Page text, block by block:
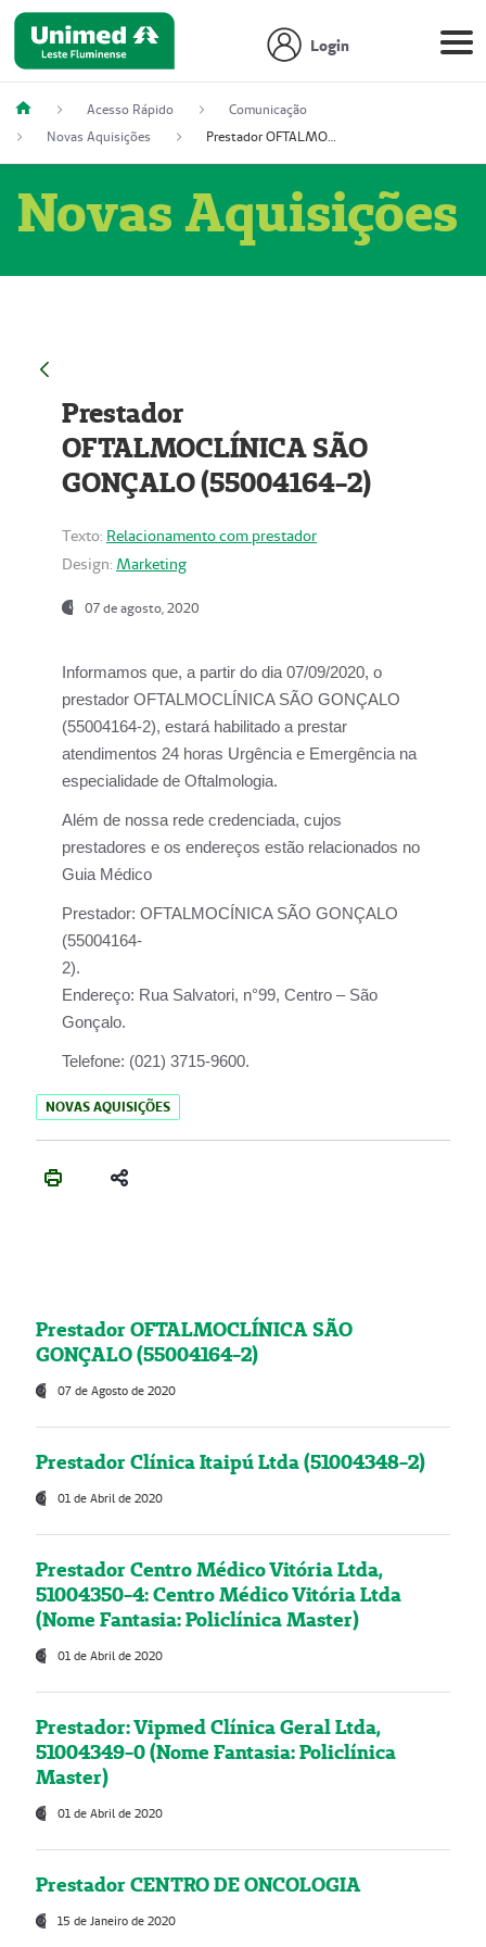
Login
Acesso Rápido
Comunicação
Novas Aquisições
Prestador OFTALMOCLÍNICA SÃO GONÇALO (55004164-2)
Novas Aquisições
Prestador
OFTALMOCLÍNICA SÃO
GONÇALO (55004164-2)
Texto: Relacionamento com prestador
Design: Marketing
07 de agosto, 2020
Informamos que, a partir do dia07/09/2020, o
prestador OFTALMOCLÍNICA SÃO GONÇALO
(55004164-2), estará habilitado a prestar
atendimentos 24 horas Urgência e Emergência na
especialidade de Oftalmologia.
Além de nossa rede credenciada, cujos
prestadores e os endereços estão relacionados no
Guia Médico
Prestador: OFTALMOCÍNICA SÃO GONÇALO
(55004164-
2).
Endereço: Rua Salvatori, n°99, Centro – São
Gonçalo.
Telefone: (021) 3715-9600.
NOVAS AQUISIÇÕES
Prestador OFTALMOCLÍNICA SÃO
GONÇALO (55004164-2)
07 de Agosto de 2020
Prestador Clínica Itaipú Ltda (51004348-2)
01 de Abril de 2020
Prestador Centro Médico Vitória Ltda,
51004350-4: Centro Médico Vitória Ltda
(Nome Fantasia: Policlínica Master)
01 de Abril de 2020
Prestador: Vipmed Clínica Geral Ltda,
51004349-0 (Nome Fantasia: Policlínica
Master)
01 de Abril de 2020
Prestador CENTRO DE ONCOLOGIA
15 de Janeiro de 2020